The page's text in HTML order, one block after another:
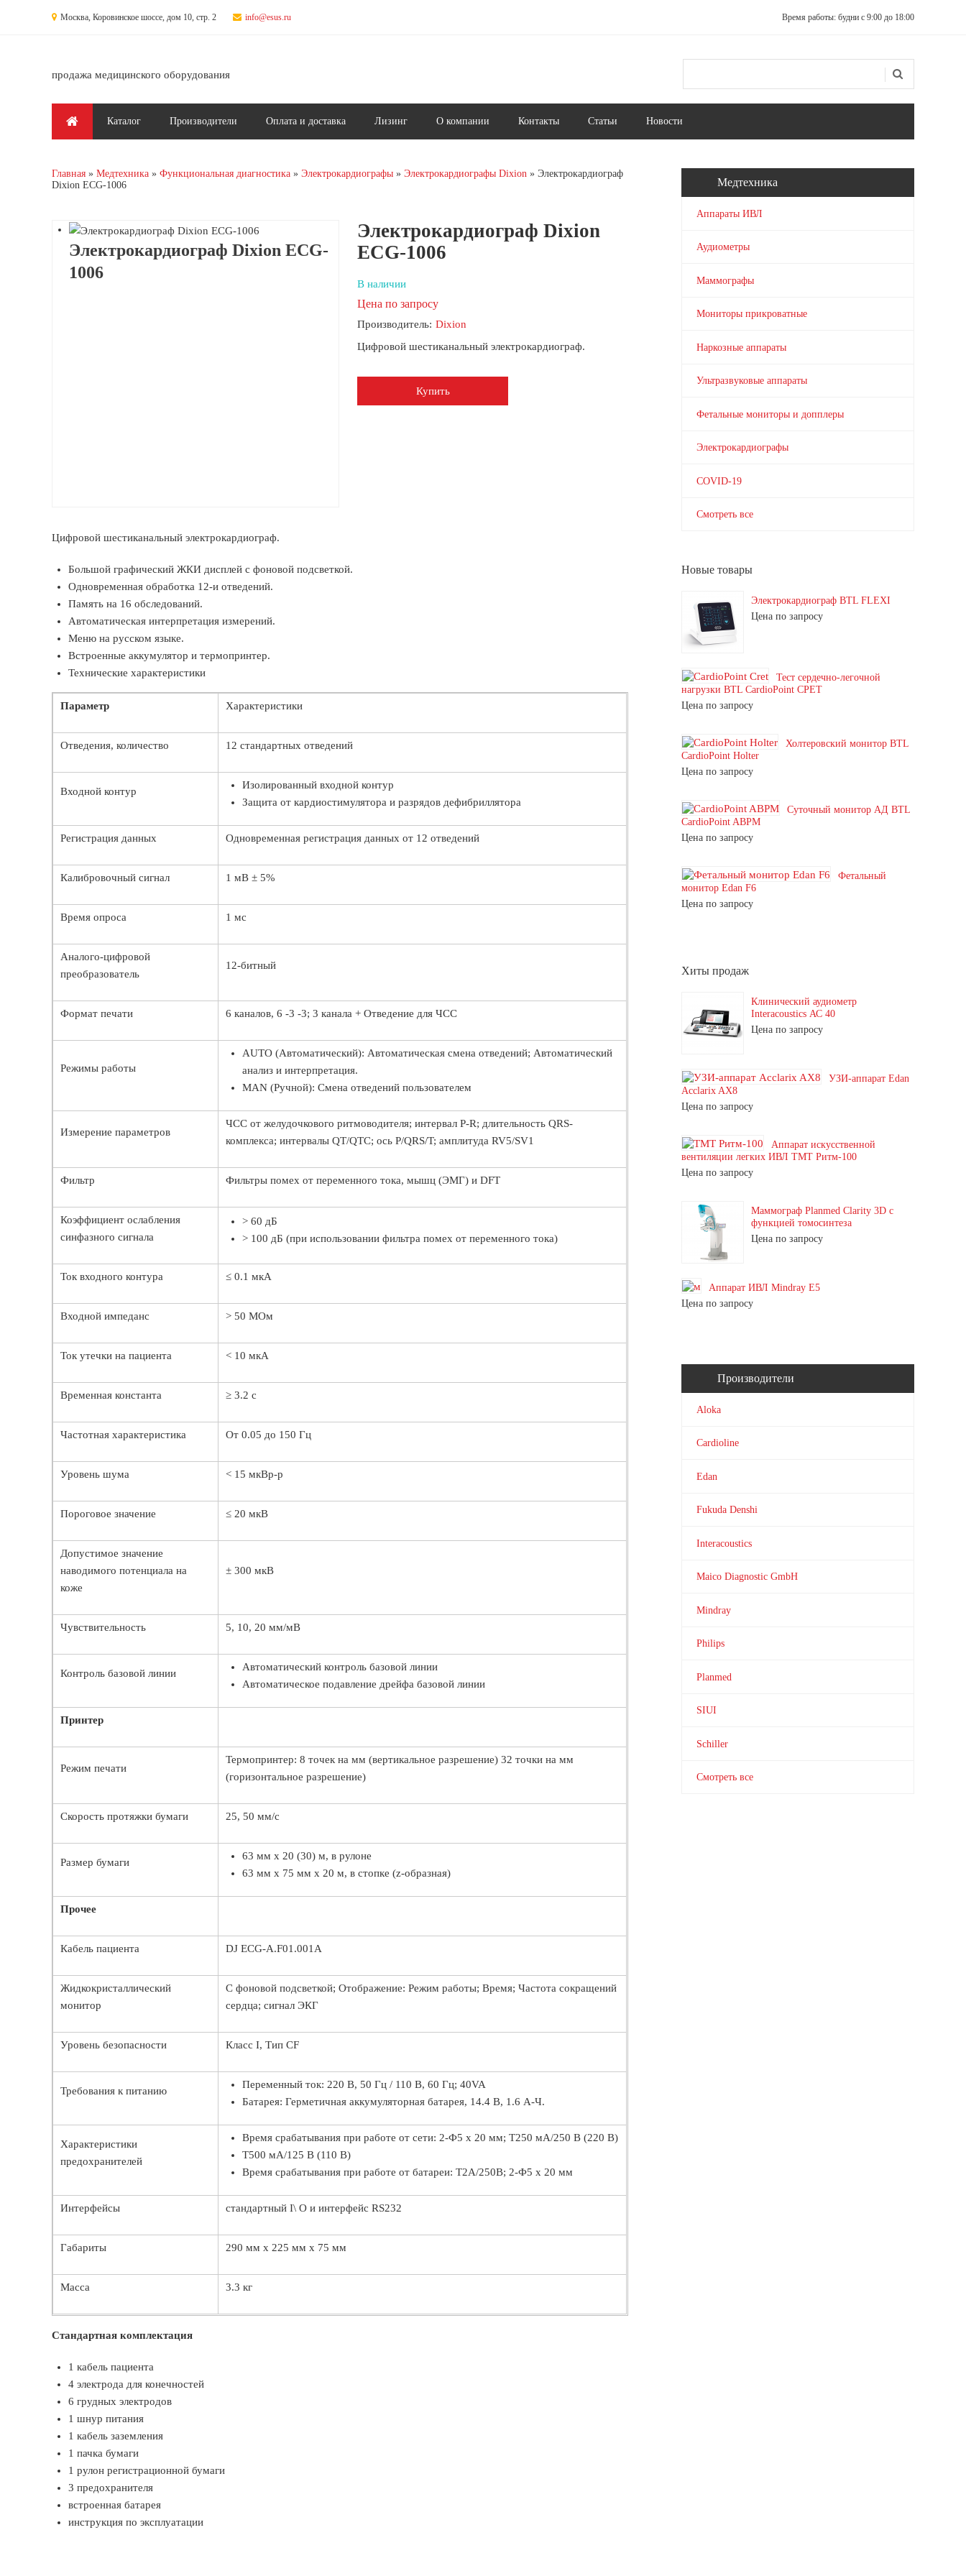
Москва, Коровинское шоссе, дом 10, стр. 2 info@esus.ru Время работы: будни с 9:00 до 18:00
продажа медицинского оборудования
Главное менюКаталог Производители Оплата и доставка Лизинг О компании Контакты Статьи Новости
Главная Медтехника Функциональная диагностика Электрокардиографы Электрокардиографы Dixion
Электрокардиограф
Dixion ECG-1006
Электрокардиограф Dixion ECG-
1006
Электрокардиограф Dixion
ECG-1006
В наличии
Цена по запросу
Производитель: Dixion
Цифровой шестиканальный электрокардиограф.
Купить
Цифровой шестиканальный электрокардиограф.
Большой графический ЖКИ дисплей с фоновой подсветкой.
Одновременная обработка 12-и отведений.
Память на 16 обследований.
Автоматическая интерпретация измерений.
Меню на русском языке.
Встроенные аккумулятор и термопринтер.
Технические характеристики
Параметр Характеристики
Отведения, количество 12 стандартных отведений
Входной контур
Изолированный входной контур
Защита от кардиостимулятора и разрядов дефибриллятора
Регистрация данных Одновременная регистрация данных от 12 отведений
Калибровочный сигнал 1 мВ ± 5%
Время опроса 1 мс
Аналого-цифровой
преобразователь
12-битный
Формат печати 6 каналов, 6 -3 -3; 3 канала + Отведение для ЧСС
Режимы работы
AUTO (Автоматический): Автоматическая смена отведений; Автоматический
анализ и интерпретация.
MAN (Ручной): Смена отведений пользователем
Измерение параметров
ЧСС от желудочкового ритмоводителя; интервал P-R; длительность QRS-
комплекса; интервалы QT/QTC; ось P/QRS/T; амплитуда RV5/SV1
Фильтр Фильтры помех от переменного тока, мышц (ЭМГ) и DFT
Коэффициент ослабления
синфазного сигнала
> 60 дБ
> 100 дБ (при использовании фильтра помех от переменного тока)
Ток входного контура ≤ 0.1 мкА
Входной импеданс > 50 МОм
Ток утечки на пациента < 10 мкА
Временная константа ≥ 3.2 с
Частотная характеристика От 0.05 до 150 Гц
Уровень шума < 15 мкВp-p
Пороговое значение ≤ 20 мкВ
Допустимое значение
наводимого потенциала на
коже
± 300 мкВ
Чувствительность 5, 10, 20 мм/мВ
Контроль базовой линии
Автоматический контроль базовой линии
Автоматическое подавление дрейфа базовой линии
Принтер
Режим печати
Термопринтер: 8 точек на мм (вертикальное разрешение) 32 точки на мм
(горизонтальное разрешение)
Скорость протяжки бумаги 25, 50 мм/с
Размер бумаги
63 мм х 20 (30) м, в рулоне
63 мм х 75 мм х 20 м, в стопке (z-образная)
Прочее
Кабель пациента DJ ECG-A.F01.001A
Жидкокристаллический
монитор
С фоновой подсветкой; Отображение: Режим работы; Время; Частота сокращений
сердца; сигнал ЭКГ
Уровень безопасности Класс I, Тип CF
Требования к питанию
Переменный ток: 220 В, 50 Гц / 110 В, 60 Гц; 40VA
Батарея: Герметичная аккумуляторная батарея, 14.4 В, 1.6 А-Ч.
Характеристики
предохранителей
Время срабатывания при работе от сети: 2-Ф5 х 20 мм; Т250 мА/250 В (220 В)
Т500 мА/125 В (110 В)
Время срабатывания при работе от батареи: Т2А/250В; 2-Ф5 х 20 мм
Интерфейсы стандартный I\ O и интерфейс RS232
Габариты 290 мм х 225 мм х 75 мм
Масса 3.3 кг
Стандартная комплектация
1 кабель пациента
4 электрода для конечностей
6 грудных электродов
1 шнур питания
1 кабель заземления
1 пачка бумаги
1 рулон регистрационной бумаги
3 предохранителя
встроенная батарея
инструкция по эксплуатации
Медтехника
Аппараты ИВЛ
Аудиометры
Маммографы
Мониторы прикроватные
Наркозные аппараты
Ультразвуковые аппараты
Фетальные мониторы и допплеры
Электрокардиографы
COVID-19
Смотреть все
Новые товары
Электрокардиограф BTL FLEXI
Цена по запросу
Тест сердечно-легочной
нагрузки BTL CardioPoint CPET
Цена по запросу
Холтеровский монитор BTL
CardioPoint Holter
Цена по запросу
Суточный монитор АД BTL
CardioPoint ABPM
Цена по запросу
Фетальный
монитор Edan F6
Цена по запросу
Хиты продаж
Клинический аудиометр
Interacoustics АС 40
Цена по запросу
УЗИ-аппарат Edan
Acclarix AX8
Цена по запросу
Аппарат искусственной
вентиляции легких ИВЛ ТМТ Ритм-100
Цена по запросу
Маммограф Planmed Clarity 3D с
функцией томосинтеза
Цена по запросу
Аппарат ИВЛ Mindray E5
Цена по запросу
Производители
Aloka
Cardioline
Edan
Fukuda Denshi
Interacoustics
Maico Diagnostic GmbH
Mindray
Philips
Planmed
SIUI
Schiller
Смотреть все